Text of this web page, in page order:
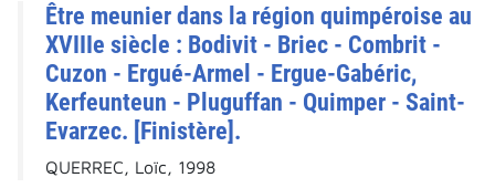
Être meunier dans la région quimpéroise au
XVIIIe siècle : Bodivit - Briec - Combrit -
Cuzon - Ergué-Armel - Ergue-Gabéric,
Kerfeunteun - Pluguffan - Quimper - Saint-
Evarzec. [Finistère].
QUERREC, Loïc, 1998